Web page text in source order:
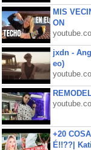
MIS
ON
jxdn -
eo)
+20
É!!??|